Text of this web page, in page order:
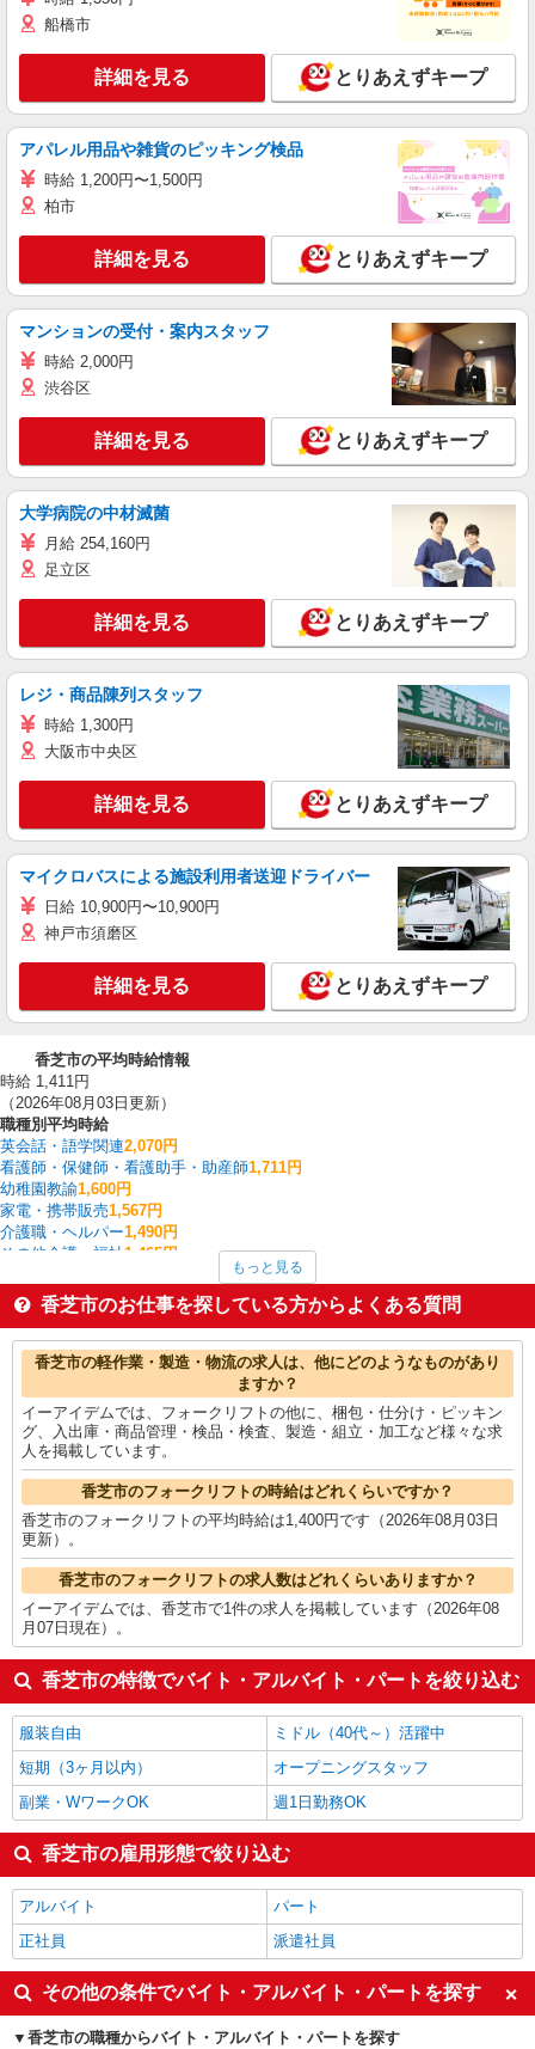
船橋市
詳細を見る とりあえずキープ
アパレル用品や雑貨のピッキング検品
時給 1,200円〜1,500円
柏市
詳細を見る とりあえずキープ
マンションの受付・案内スタッフ
時給 2,000円
渋谷区
詳細を見る とりあえずキープ
大学病院の中材滅菌
月給 254,160円
足立区
詳細を見る とりあえずキープ
レジ・商品陳列スタッフ
時給 1,300円
大阪市中央区
詳細を見る とりあえずキープ
マイクロバスによる施設利用者送迎ドライバー
日給 10,900円〜10,900円
神戸市須磨区
詳細を見る とりあえずキープ
香芝市の平均時給情報
時給 1,411円
（2026年08月03日更新）
職種別平均時給
英会話・語学関連2,070円
看護師・保健師・看護助手・助産師1,711円
幼稚園教諭1,600円
家電・携帯販売1,567円
介護職・ヘルパー1,490円
その他介護・福祉 1,465円
フォークリフト1,400円
レストラン・専門料理店
1,375円
金属加工1,340円
香芝市の他の職種の平均時給を見る
もっと見る
香芝市のお仕事を探している方からよくある質問
香芝市の軽作業・製造・物流の求人は、他にどのようなものがあり
ますか？
イーアイデムでは、フォークリフトの他に、梱包・仕分け・ピッキン
グ、入出庫・商品管理・検品・検査、製造・組立・加工など様々な求
人を掲載しています。
香芝市のフォークリフトの時給はどれくらいですか？
香芝市のフォークリフトの平均時給は1,400円です（2026年08月03日
更新）。
香芝市のフォークリフトの求人数はどれくらいありますか？
イーアイデムでは、香芝市で1件の求人を掲載しています（2026年08
月07日現在）。
香芝市の特徴でバイト・アルバイト・パートを絞り込む
服装自由
ミドル（40代～）活躍中
短期（3ヶ月以内）
オープニングスタッフ
副業・WワークOK
週1日勤務OK
香芝市の雇用形態で絞り込む
アルバイト
パート
正社員
派遣社員
その他の条件でバイト・アルバイト・パートを探す
香芝市の職種からバイト・アルバイト・パートを探す